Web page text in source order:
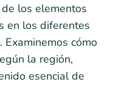
los elementos
en los diferentes
cómo
la región,
esencial de